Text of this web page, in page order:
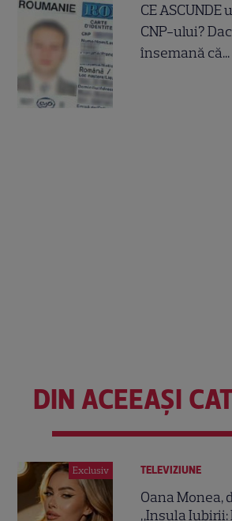
CE ASCUNDE
CNP-ului?
însemană că...
DIN ACEEAȘI
Exclusiv TELEVIZIUNE
Oana Monea,
„Insula Iubirii: